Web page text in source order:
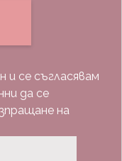
и се съгласявам
да се
на